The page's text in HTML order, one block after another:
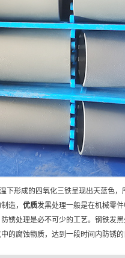
下形成的四氧化三铁呈现出天蓝色，
造， 优质发黑处理一般是在机械零
锈处理是必不可少的工艺。钢铁发
的腐蚀物质，达到一段时间内防锈的